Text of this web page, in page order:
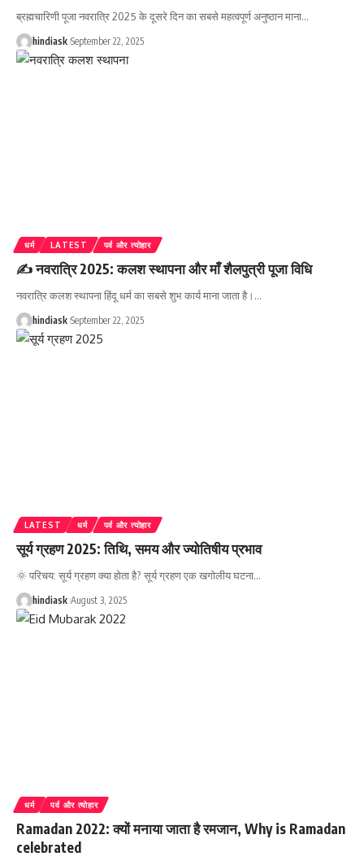
ब्रह्मचारिणी पूजा नवरात्रि 2025 के दूसरे दिन का सबसे महत्वपूर्ण अनुष्ठान माना…
hindiask September 22, 2025
धर्म LATEST पर्व और त्योहार
✍️ नवरात्रि 2025: कलश स्थापना और माँ शैलपुत्री पूजा विधि
नवरात्रि कलश स्थापना हिंदू धर्म का सबसे शुभ कार्य माना जाता है। …
hindiask September 22, 2025
LATEST धर्म पर्व और त्योहार
सूर्य ग्रहण 2025: तिथि, समय और ज्योतिषीय प्रभाव
🌞 परिचय: सूर्य ग्रहण क्या होता है? सूर्य ग्रहण एक खगोलीय घटना…
hindiask August 3, 2025
धर्म पर्व और त्योहार
Ramadan 2022: क्यों मनाया जाता है रमजान, Why is Ramadan
celebrated